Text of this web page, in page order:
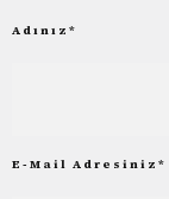
Adınız *
E-Mail Adresiniz *